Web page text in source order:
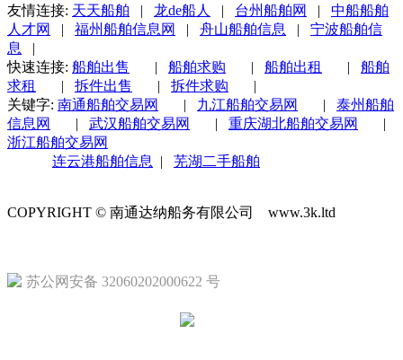
友情连接: 天天船舶 | 龙de船人 | 台州船舶网 | 中船船舶
人才网
| 福州船舶信息网 | 舟山船舶信息 | 宁波船舶信
息
|
快速连接: 船舶出售 | 船舶求购 | 船舶出租 | 船舶
求租
| 拆件出售 | 拆件求购 |
关键字: 南通船舶交易网 | 九江船舶交易网 | 泰州船舶
信息网
| 武汉船舶交易网 | 重庆湖北船舶交易网
|
浙江船舶交易网
连云港船舶信息
| 芜湖二手船舶
COPYRIGHT © 南通达纳船务有限公司 www.3k.ltd
苏公网安备 32060202000622 号